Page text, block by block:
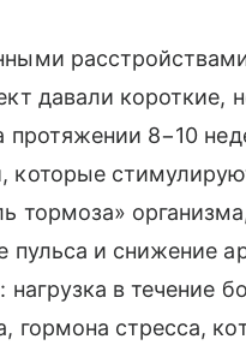
давали короткие,
протяжении 8−10
которые
тормоза»
пульса и снижение
нагрузка в течение
гормона стресса,